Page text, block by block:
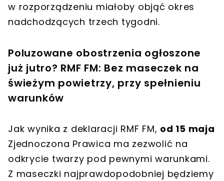
w rozporządzeniu miałoby objąć okres
nadchodzących trzech tygodni.
Poluzowane obostrzenia ogłoszone
już jutro? RMF FM: Bez maseczek na
świeżym powietrzy, przy spełnieniu
warunków
Jak wynika z deklaracji RMF FM, od 15 maja
Zjednoczona Prawica ma zezwolić na
odkrycie twarzy pod pewnymi warunkami.
Z maseczki najprawdopodobniej będziemy